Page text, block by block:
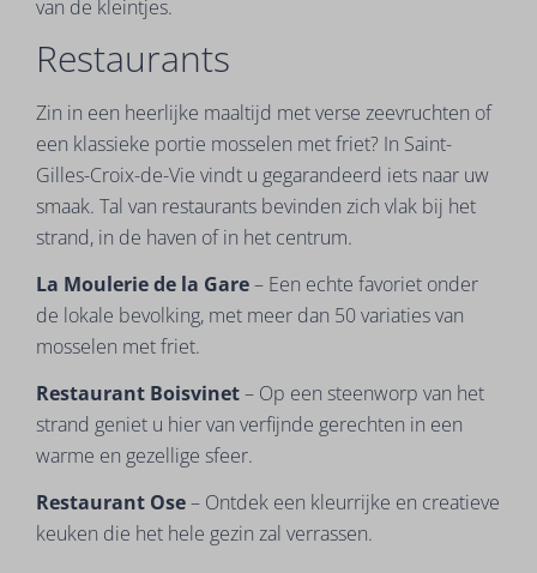
van de kleintjes.
Restaurants
Zin in een heerlijke maaltijd met verse zeevruchten of
een klassieke portie mosselen met friet? In Saint-
Gilles-Croix-de-Vie vindt u gegarandeerd iets naar uw
smaak. Tal van restaurants bevinden zich vlak bij het
strand, in de haven of in het centrum.
La Moulerie de la Gare– Een echte favoriet onder
de lokale bevolking, met meer dan 50 variaties van
mosselen met friet.
Restaurant Boisvinet– Op een steenworp van het
strand geniet u hier van verfijnde gerechten in een
warme en gezellige sfeer.
Restaurant Ose– Ontdek een kleurrijke en creatieve
keuken die het hele gezin zal verrassen.